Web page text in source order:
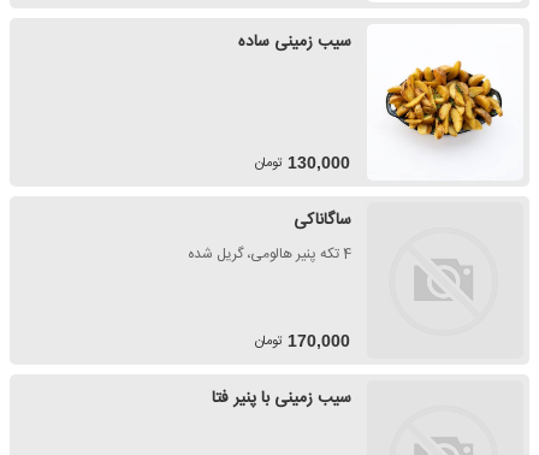
سیب زمینی ساده
130,000 تومان
ساگاناکی
4 تکه پنیر هالومی، گریل شده
170,000 تومان
سیب زمینی با پنیر فتا